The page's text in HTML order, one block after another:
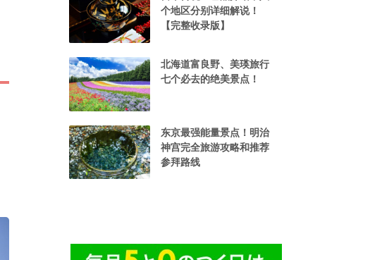
个地区分别详细解说！
【完整收录版】
北海道富良野、美瑛旅行
七个必去的绝美景点！
东京最强能量景点！明治
神宫完全旅游攻略和推荐
参拜路线